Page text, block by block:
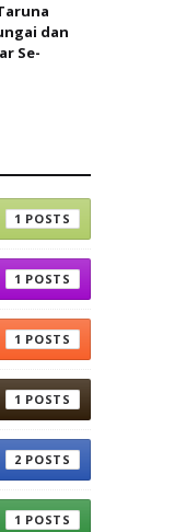
dan
Se-
1
1
1
1
2
1